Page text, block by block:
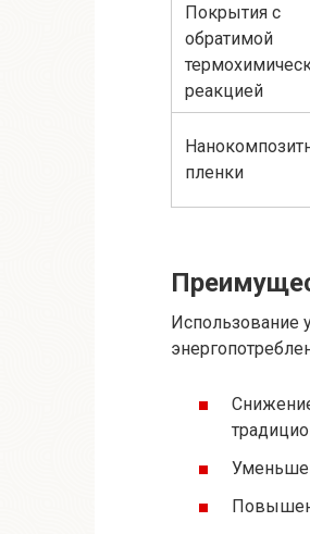
Покрытия с
обратимой
реакцией
пленки
Использование